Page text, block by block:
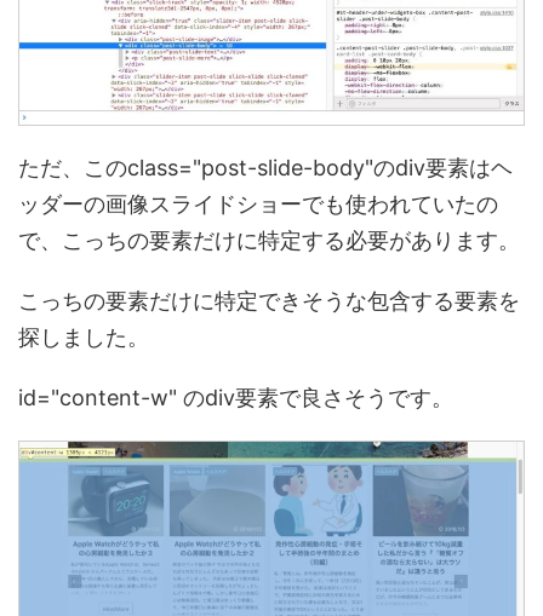
ただ、このclass="post-slide-body"のdiv要素はヘ
ッダーの画像スライドショーでも使われていたの
で、こっちの要素だけに特定する必要があります。
こっちの要素だけに特定できそうな包含する要素を
探しました。
id="content-w" のdiv要素で良さそうです。